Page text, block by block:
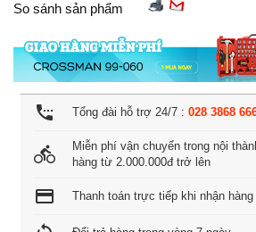
So sánh sản phẩm
settings_phone Tổng đài hỗ trợ 24/7 : 028 3868
directions_bike
Miễn phí vận chuyển trong nội
hàng từ 2.000.000đ trở lên
credit_card Thanh toán trực tiếp khi nhận hàng